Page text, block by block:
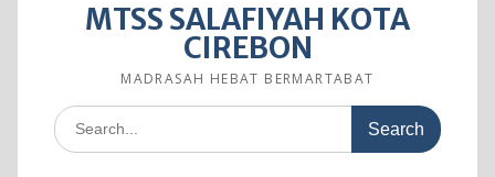
MTSS SALAFIYAH KOTA
CIREBON
MADRASAH HEBAT BERMARTABAT
Search
for: